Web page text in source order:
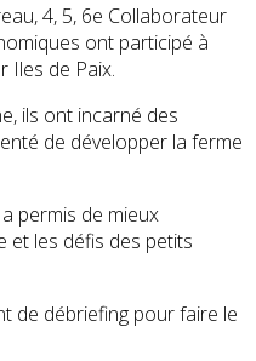
4, 5, 6e Collaborateur
ont participé à
Iles de Paix.
ils ont incarné des
de développer la ferme
permis de mieux
et les défis des petits
de débriefing pour faire le